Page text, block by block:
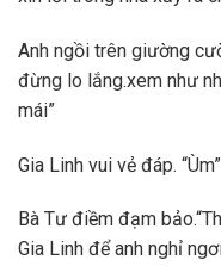
Anh ngồi trên giường
đừng lo lắng.xem như
mái”
Gia Linh vui vẻ đáp. “Ùm”
Bà Tư điềm đạm
Gia Linh để anh nghỉ